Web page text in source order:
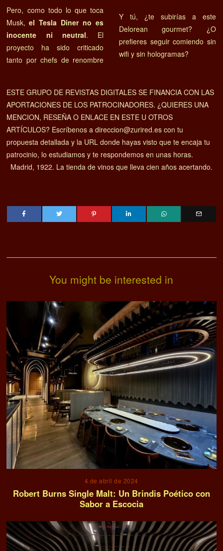
Pero, como todo lo que toca
Musk,el Tesla Diner no es
inocente ni neutral. El
proyecto ha sido criticado
tanto por chefs de renombre
Y tú, ¿te subirías a este
Delorean gourmet? ¿O
prefieres seguir comiendo sin
wifi y sin hologramas?
ESTE GRUPO DE REVISTAS DIGITALES SE FINANCIA CON LAS
APORTACIONES DE LOS PATROCINADORES. ¿QUIERES UNA
MENCION, RESEÑA O ENLACE EN ESTE U OTROS
ARTÍCULOS? Escríbenos a direccion@zurired.es con tu
propuesta detallada y la URL donde hayas visto que te encaja tu
patrocinio, lo estudiamos y te respondemos en unas horas.
Madrid, 1922. La tienda de vinos que lleva cien años acertando.
You might be interested in
4 de abril de 2024
Robert Burns Single Malt: Un Brindis Poético con
Sabor a Escocia